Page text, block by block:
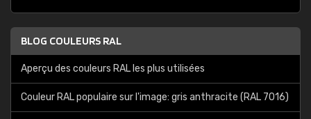
BLOG COULEURS RAL
Aperçu des couleurs RAL les plus utilisées
Couleur RAL populaire sur l'image: gris anthracite (RAL 7016)